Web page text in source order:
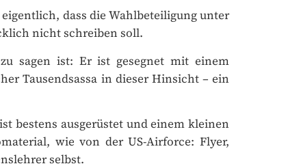
dass die Wahlbeteiligung unter
nicht schreiben soll.
sagen ist: Er ist gesegnet mit einem
Tausendsassa in dieser Hinsicht – ein
bestens ausgerüstet und einem kleinen
wie von der US-Airforce: Flyer,
selbst.